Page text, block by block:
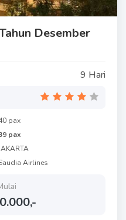
Desember
9 Hari
pax
pax
Airlines